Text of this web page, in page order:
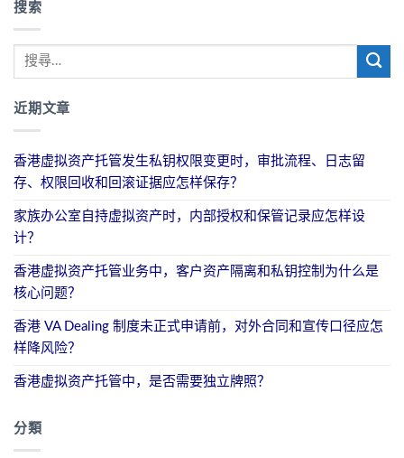
搜索
近期文章
香港虚拟资产托管发生私钥权限变更时，审批流程、日志留
存、权限回收和回滚证据应怎样保存？
家族办公室自持虚拟资产时，内部授权和保管记录应怎样设
计？
香港虚拟资产托管业务中，客户资产隔离和私钥控制为什么是
核心问题？
香港 VA Dealing 制度未正式申请前，对外合同和宣传口径应怎
样降风险？
香港虚拟资产托管中，是否需要独立牌照？
分類